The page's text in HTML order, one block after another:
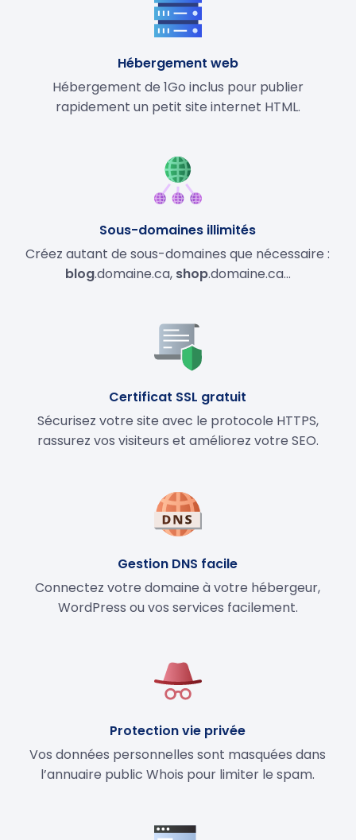
Hébergement web
Hébergement de 1Go inclus pour publier
rapidement un petit site internet HTML.
Sous-domaines illimités
Créez autant de sous-domaines que nécessaire :
blog.domaine.ca, shop.domaine.ca…
Certificat SSL gratuit
Sécurisez votre site avec le protocole HTTPS,
rassurez vos visiteurs et améliorez votre SEO.
Gestion DNS facile
Connectez votre domaine à votre hébergeur,
WordPress ou vos services facilement.
Protection vie privée
Vos données personnelles sont masquées dans
l’annuaire public Whois pour limiter le spam.